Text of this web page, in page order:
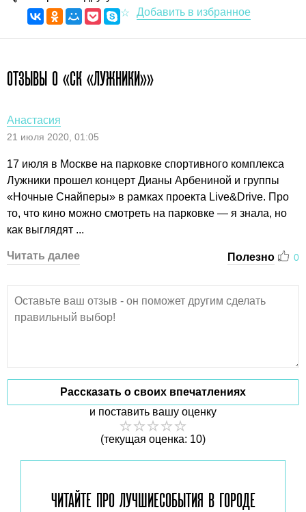
ОТЗЫВЫ О «СК «ЛУЖНИКИ»»
Анастасия
21 июля 2020, 01:05
17 июля в Москве на парковке спортивного комплекса
Лужники прошел концерт Дианы Арбениной и группы
«Ночные Снайперы» в рамках проекта Live&Drive. Про
то, что кино можно смотреть на парковке — я знала, но
как выглядят ...
Читать далее Полезно 0
Рассказать о своих впечатлениях
и поставить вашу оценку
(текущая оценка: 10)
ЧИТАЙТЕ ПРО ЛУЧШИЕСОБЫТИЯ В ГОРОДЕ